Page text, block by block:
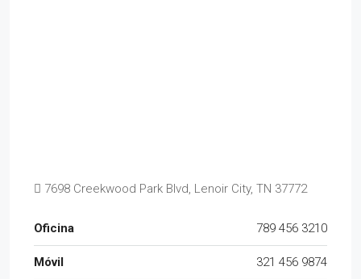
7698 Creekwood Park Blvd, Lenoir City, TN 37772
Oficina 789 456 3210
Móvil 321 456 9874